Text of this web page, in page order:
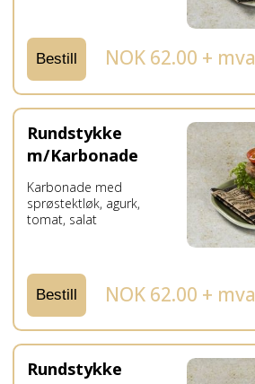
Bestill NOK 62.00 + mva
Rundstykke
m/Karbonade
Karbonade med
sprøstektløk, agurk,
tomat, salat
Bestill NOK 62.00 + mva
Rundstykke